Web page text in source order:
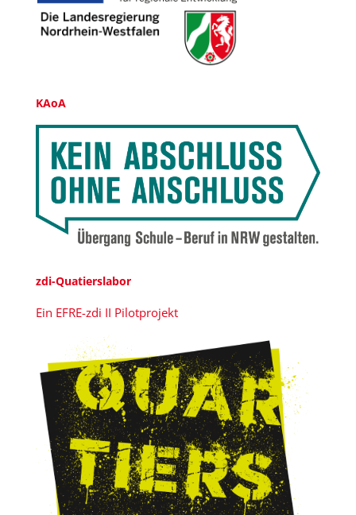
KAoA
zdi-Quatierslabor
Ein EFRE-zdi II Pilotprojekt